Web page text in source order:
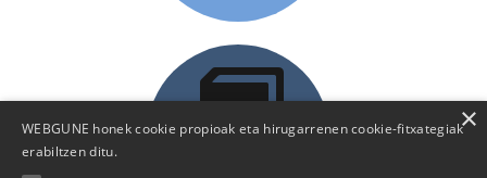
WEBGUNE honek cookie propioak eta hirugarrenen cookie-fitxategiak
erabiltzen ditu.
×